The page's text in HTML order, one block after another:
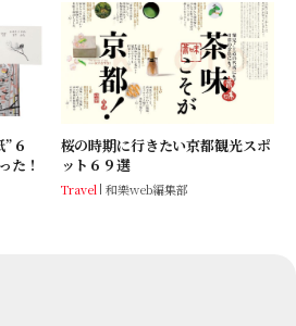
６
た！
桜の時期に行きたい京都観光スポ
ット６９選
Travel 和樂web編集部